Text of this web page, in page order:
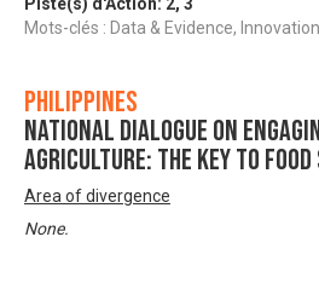
Mots-clés : Data & Evidence,
Philippines
National Dialogue on
Agriculture: The Key to
Area of divergence
None.